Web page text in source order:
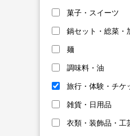
菓子・スイーツ
鍋セット・総菜・
麺
調味料・油
旅行・体験・チケ
雑貨・日用品
衣類・装飾品・工